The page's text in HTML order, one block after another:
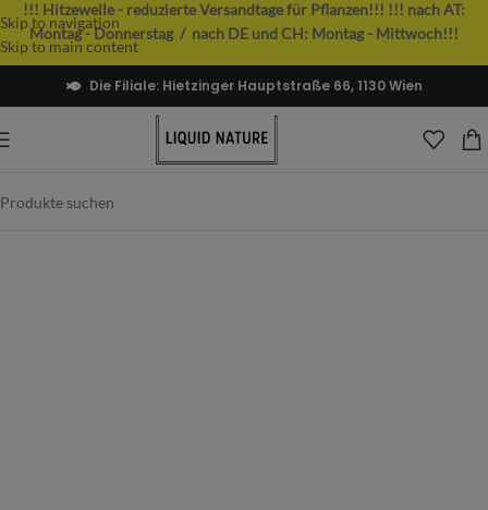
Skip to navigation
Skip to main content
!!! Hitzewelle - reduzierte Versandtage für Pflanzen!!! !!! nach AT:
Montag - Donnerstag / nach DE und CH: Montag - Mittwoch!!!
Die Filiale: Hietzinger Hauptstraße 66, 1130 Wien